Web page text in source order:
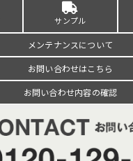
サンプル
メンテナンスについて
お問い合わせはこちら
お問い合わせ内容の確認